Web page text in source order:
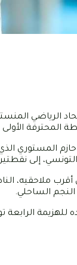
إلى
ملاحقيه،
الساحلي.
توالياً، ما